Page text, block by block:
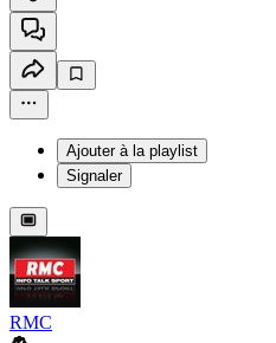
Ajouter à la playlist
Signaler
RMC